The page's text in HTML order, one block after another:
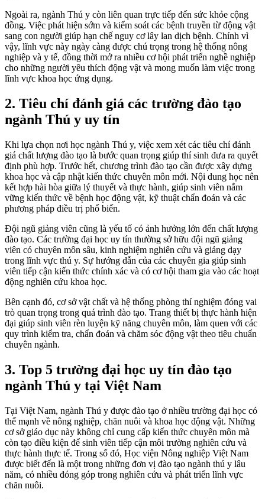
Ngoài ra, ngành Thú y còn liên quan trực tiếp đến sức khỏe cộng
đồng. Việc phát hiện sớm và kiểm soát các bệnh truyền từ động vật
sang con người giúp hạn chế nguy cơ lây lan dịch bệnh. Chính vì
vậy, lĩnh vực này ngày càng được chú trọng trong hệ thống nông
nghiệp và y tế, đồng thời mở ra nhiều cơ hội phát triển nghề nghiệp
cho những người yêu thích động vật và mong muốn làm việc trong
lĩnh vực khoa học ứng dụng.
2. Tiêu chí đánh giá các trường đào tạo
ngành Thú y uy tín
Khi lựa chọn nơi học ngành Thú y, việc xem xét các tiêu chí đánh
giá chất lượng đào tạo là bước quan trọng giúp thí sinh đưa ra quyết
định phù hợp. Trước hết, chương trình đào tạo cần được xây dựng
khoa học và cập nhật kiến thức chuyên môn mới. Nội dung học nên
kết hợp hài hòa giữa lý thuyết và thực hành, giúp sinh viên nắm
vững kiến thức về bệnh học động vật, kỹ thuật chẩn đoán và các
phương pháp điều trị phổ biến.
Đội ngũ giảng viên cũng là yếu tố có ảnh hưởng lớn đến chất lượng
đào tạo. Các trường đại học uy tín thường sở hữu đội ngũ giảng
viên có chuyên môn sâu, kinh nghiệm nghiên cứu và giảng dạy
trong lĩnh vực thú y. Sự hướng dẫn của các chuyên gia giúp sinh
viên tiếp cận kiến thức chính xác và có cơ hội tham gia vào các hoạt
động nghiên cứu khoa học.
Bên cạnh đó, cơ sở vật chất và hệ thống phòng thí nghiệm đóng vai
trò quan trọng trong quá trình đào tạo. Trang thiết bị thực hành hiện
đại giúp sinh viên rèn luyện kỹ năng chuyên môn, làm quen với các
quy trình kiểm tra, chẩn đoán và chăm sóc động vật theo tiêu chuẩn
chuyên ngành.
3. Top 5 trường đại học uy tín đào tạo
ngành Thú y tại Việt Nam
Tại Việt Nam, ngành Thú y được đào tạo ở nhiều trường đại học có
thế mạnh về nông nghiệp, chăn nuôi và khoa học động vật. Những
cơ sở giáo dục này không chỉ cung cấp kiến thức chuyên môn mà
còn tạo điều kiện để sinh viên tiếp cận môi trường nghiên cứu và
thực hành thực tế. Trong số đó, Học viện Nông nghiệp Việt Nam
được biết đến là một trong những đơn vị đào tạo ngành thú y lâu
năm, có nhiều đóng góp trong nghiên cứu và phát triển lĩnh vực
chăn nuôi.